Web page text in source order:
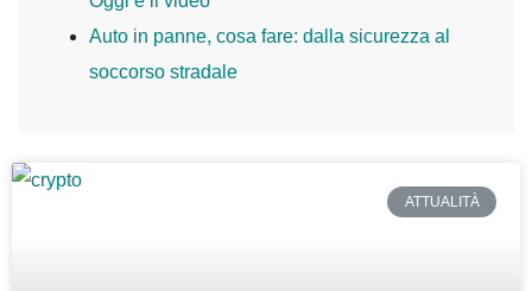
Auto in panne, cosa fare: dalla sicurezza al
soccorso stradale
ATTUALITÀ